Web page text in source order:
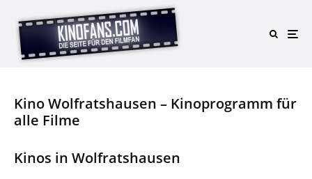
Kino Wolfratshausen – Kinoprogramm für
alle Filme
Kinos in Wolfratshausen